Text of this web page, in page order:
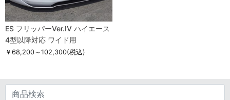
ES フリッパーVer.IV ハイエース
4型以降対応 ワイド用
￥68,200～102,300(税込)